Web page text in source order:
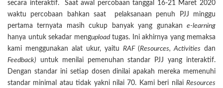
secara interaktif. Saat awal percobaan tanggal 16-21 Maret 2020
waktu percobaan bahkan saat pelaksanaan penuh PJJ minggu
pertama ternyata masih cukup banyak yang gunakan e-learning
hanya untuk sekadar menguploadtugas. Ini akhirnya yang memaksa
kami menggunakan alat ukur, yaitu RAF (Resources, Activities dan
Feedback) untuk menilai pemenuhan standar PJJ yang interaktif.
Dengan standar ini setiap dosen dinilai apakah mereka memenuhi
standar minimal atau tidak yakni nilai 70. Kami beri nilai Resources